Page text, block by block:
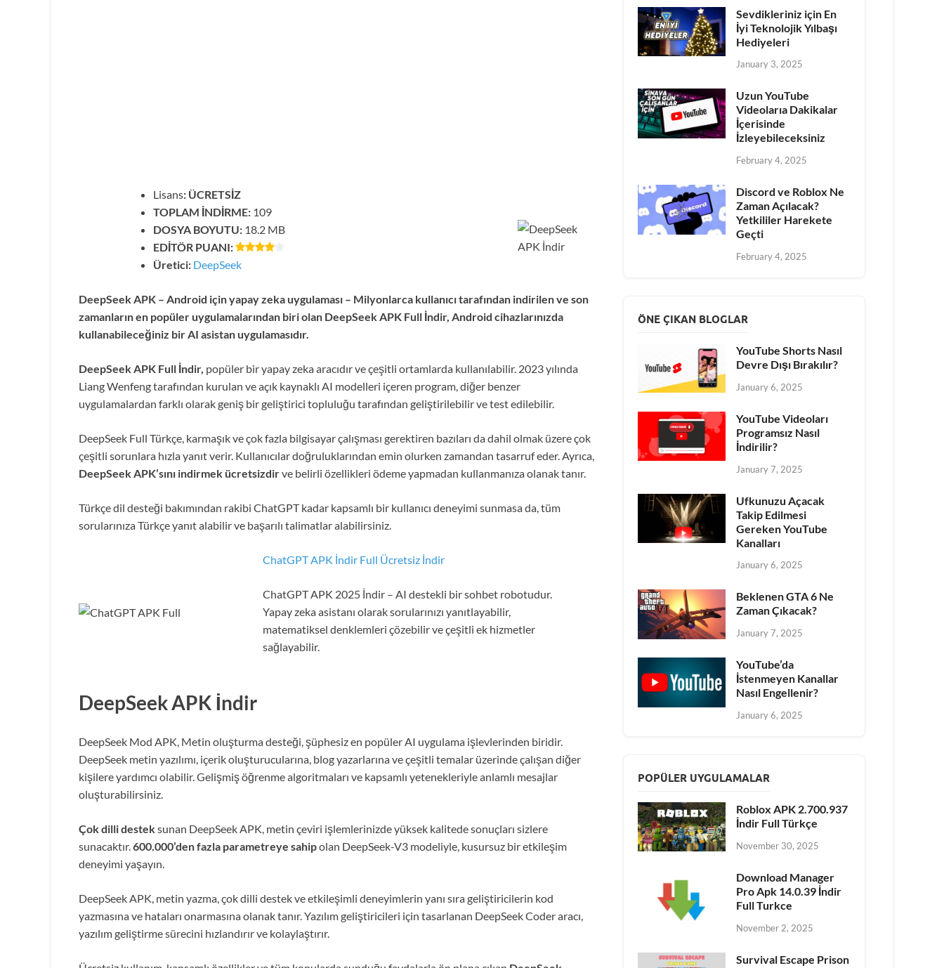
Lisans: ÜCRETSİZ
TOPLAM İNDİRME:109
DOSYA BOYUTU:18.2 MB
EDİTÖR PUANI:
Üretici: DeepSeek
DeepSeek APK – Android için yapay zeka uygulaması – Milyonlarca kullanıcı tarafından indirilen ve son
zamanların en popüler uygulamalarından biri olan DeepSeek APK Full İndir, Android cihazlarınızda
kullanabileceğiniz bir AI asistan uygulamasıdır.
DeepSeek APK Full İndir, popüler bir yapay zeka aracıdır ve çeşitli ortamlarda kullanılabilir. 2023 yılında
Liang Wenfeng tarafından kurulan ve açık kaynaklı AI modelleri içeren program, diğer benzer
uygulamalardan farklı olarak geniş bir geliştirici topluluğu tarafından geliştirilebilir ve test edilebilir.
DeepSeek Full Türkçe, karmaşık ve çok fazla bilgisayar çalışması gerektiren bazıları da dahil olmak üzere çok
çeşitli sorunlara hızla yanıt verir. Kullanıcılar doğruluklarından emin olurken zamandan tasarruf eder. Ayrıca,
DeepSeek APK’sını indirmek ücretsizdirve belirli özellikleri ödeme yapmadan kullanmanıza olanak tanır.
Türkçe dil desteği bakımından rakibi ChatGPT kadar kapsamlı bir kullanıcı deneyimi sunmasa da, tüm
sorularınıza Türkçe yanıt alabilir ve başarılı talimatlar alabilirsiniz.
ChatGPT APK İndir Full Ücretsiz İndir
ChatGPT APK 2025 İndir – AI destekli bir sohbet robotudur.
Yapay zeka asistanı olarak sorularınızı yanıtlayabilir,
matematiksel denklemleri çözebilir ve çeşitli ek hizmetler
sağlayabilir.
DeepSeek APK İndir
DeepSeek Mod APK, Metin oluşturma desteği, şüphesiz en popüler AI uygulama işlevlerinden biridir.
DeepSeek metin yazılımı, içerik oluşturucularına, blog yazarlarına ve çeşitli temalar üzerinde çalışan diğer
kişilere yardımcı olabilir. Gelişmiş öğrenme algoritmaları ve kapsamlı yetenekleriyle anlamlı mesajlar
oluşturabilirsiniz.
Çok dilli desteksunan DeepSeek APK, metin çeviri işlemlerinizde yüksek kalitede sonuçları sizlere
sunacaktır.600.000’den fazla parametreye sahipolan DeepSeek-V3 modeliyle, kusursuz bir etkileşim
deneyimi yaşayın.
DeepSeek APK, metin yazma, çok dilli destek ve etkileşimli deneyimlerin yanı sıra geliştiricilerin kod
yazmasına ve hataları onarmasına olanak tanır. Yazılım geliştiricileri için tasarlanan DeepSeek Coder aracı,
yazılım geliştirme sürecini hızlandırır ve kolaylaştırır.
Sevdikleriniz için En
İyi Teknolojik Yılbaşı
Hediyeleri
January 3, 2025
Uzun YouTube
Videolarıa Dakikalar
İçerisinde
İzleyebileceksiniz
February 4, 2025
Discord ve Roblox Ne
Zaman Açılacak?
Yetkililer Harekete
Geçti
February 4, 2025
ÖNE ÇIKAN BLOGLAR
YouTube Shorts Nasıl
Devre Dışı Bırakılır?
January 6, 2025
YouTube Videoları
Programsız Nasıl
İndirilir?
January 7, 2025
Ufkunuzu Açacak
Takip Edilmesi
Gereken YouTube
Kanalları
January 6, 2025
Beklenen GTA 6 Ne
Zaman Çıkacak?
January 7, 2025
YouTube’da
İstenmeyen Kanallar
Nasıl Engellenir?
January 6, 2025
POPÜLER UYGULAMALAR
Roblox APK 2.700.937
İndir Full Türkçe
November 30, 2025
Download Manager
Pro Apk 14.0.39 İndir
Full Turkce
November 2, 2025
Survival Escape Prison